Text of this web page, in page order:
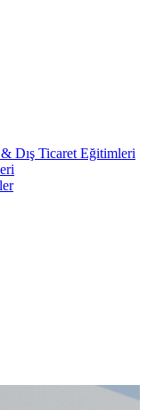
Dış Ticaret Eğitimleri